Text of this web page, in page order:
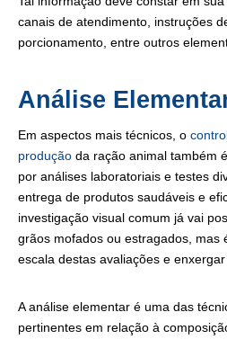
canais de atendimento, instruções
porcionamento, entre outros
Análise
Em aspectos mais técnicos, o
produção da ração animal também
por análises laboratoriais e testes
entrega de produtos saudáveis e
investigação visual comum já vai
grãos mofados ou estragados, mas
escala destas avaliações e
A análise elementar é uma das
pertinentes em relação à